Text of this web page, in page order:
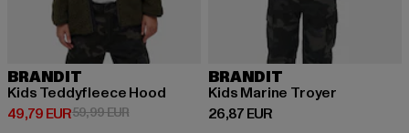
BRANDIT
Kids Teddyfleece Hood
49,79 EUR
Prix courant: 49,79 EUR
59,99 EURPrix en promotion: 59,99 EUR
BRANDIT
Kids Marine Troyer
26,87 EUR
Prix courant: 26,87 EUR